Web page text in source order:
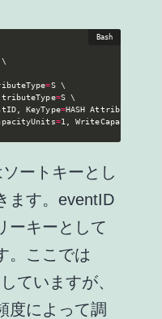
\
=S \
=S \
KeyType=HASH AttributeName
=1,
ートキーとし
ます。eventID
ーキーとして
。ここでは
ていますが、
度によって調